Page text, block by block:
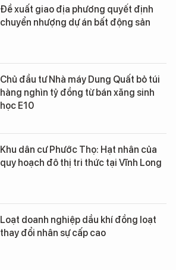
Đề xuất giao địa phương quyết định
chuyển nhượng dự án bất động sản
Chủ đầu tư Nhà máy Dung Quất bỏ túi
hàng nghìn tỷ đồng từ bán xăng sinh
học E10
Khu dân cư Phước Thọ: Hạt nhân của
quy hoạch đô thị tri thức tại Vĩnh Long
Loạt doanh nghiệp dầu khí đồng loạt
thay đổi nhân sự cấp cao